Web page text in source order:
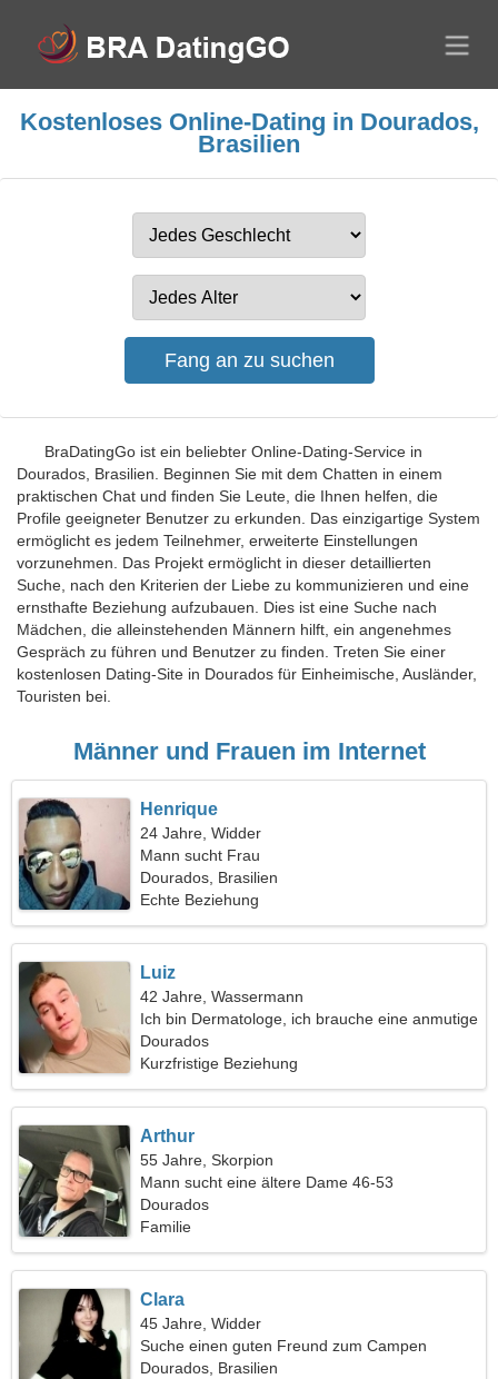
Kostenloses Online-Dating in Dourados,
Brasilien
BraDatingGo ist ein beliebter Online-Dating-Service in
Dourados, Brasilien. Beginnen Sie mit dem Chatten in einem
praktischen Chat und finden Sie Leute, die Ihnen helfen, die
Profile geeigneter Benutzer zu erkunden. Das einzigartige System
ermöglicht es jedem Teilnehmer, erweiterte Einstellungen
vorzunehmen. Das Projekt ermöglicht in dieser detaillierten
Suche, nach den Kriterien der Liebe zu kommunizieren und eine
ernsthafte Beziehung aufzubauen. Dies ist eine Suche nach
Mädchen, die alleinstehenden Männern hilft, ein angenehmes
Gespräch zu führen und Benutzer zu finden. Treten Sie einer
kostenlosen Dating-Site in Dourados für Einheimische, Ausländer,
Touristen bei.
Männer und Frauen im Internet
Henrique
24 Jahre, Widder
Mann sucht Frau
Dourados, Brasilien
Echte Beziehung
Luiz
42 Jahre, Wassermann
Ich bin Dermatologe, ich brauche eine anmutige
Frau
Dourados
Kurzfristige Beziehung
Arthur
55 Jahre, Skorpion
Mann sucht eine ältere Dame 46-53
Dourados
Familie
Clara
45 Jahre, Widder
Suche einen guten Freund zum Campen
Dourados, Brasilien